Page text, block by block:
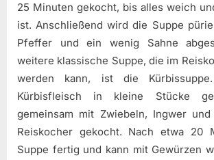
25 Minuten gekocht, bis alles weich
ist. Anschließend wird die Suppe
Pfeffer und ein wenig Sahne
weitere klassische Suppe, die im
werden kann, ist die
Kürbisfleisch in kleine Stücke
gemeinsam mit Zwiebeln, Ingwer
Reiskocher gekocht. Nach etwa 20
Suppe fertig und kann mit Gewürzen